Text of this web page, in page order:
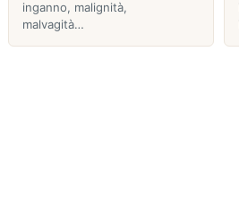
inganno, malignità,
malvagità…